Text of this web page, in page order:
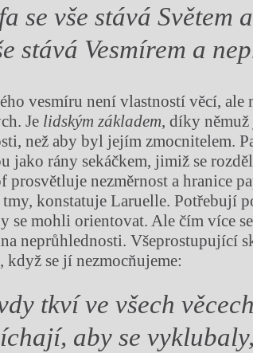
se vše stává Světem
stává Vesmírem a
vesmíru není vlastností věcí, ale
Je lidským základem, díky němuž
než aby byl jejím zmocnitelem.
jako rány sekáčkem, jimiž se
prosvětluje nezměrnost a hranice
konstatuje Laruelle. Potřebují
se mohli orientovat. Ale čím více
neprůhlednosti. Všeprostupující
když se jí nezmocňujeme:
tkví ve všech
aby se